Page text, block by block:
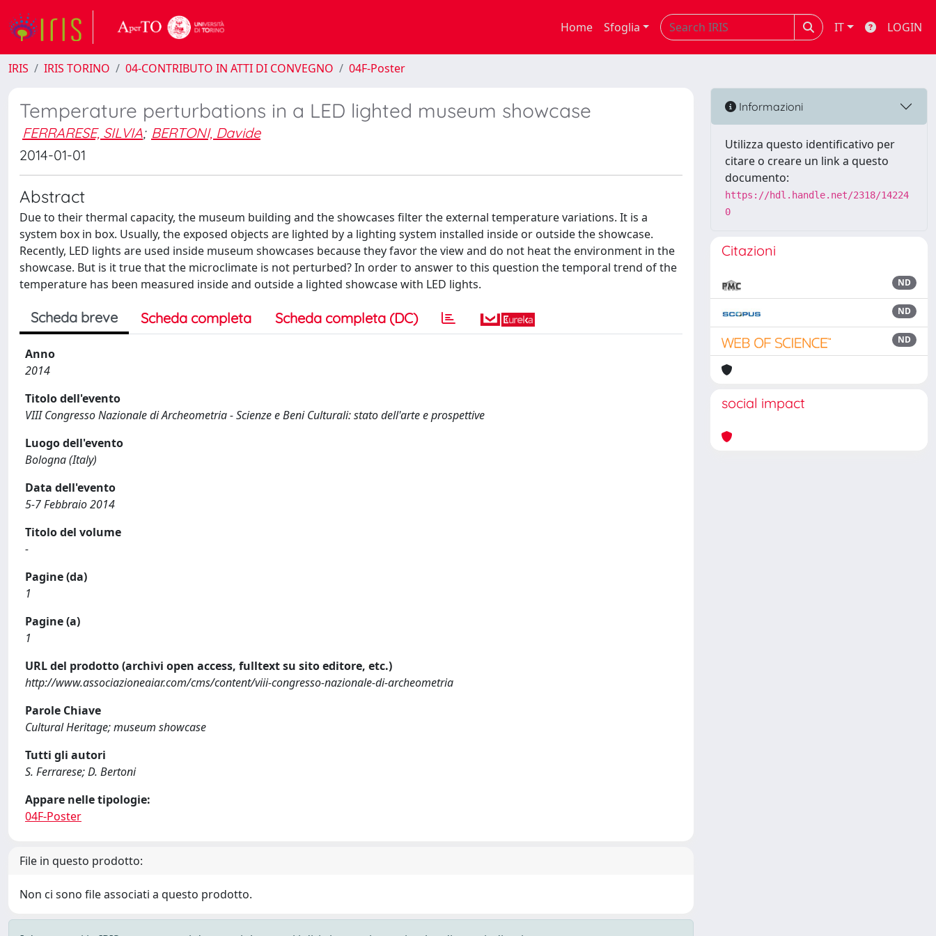
Home Sfoglia IT LOGIN
IRIS IRIS TORINO 04-CONTRIBUTO IN ATTI DI CONVEGNO 04F-Poster
Temperature perturbations in a LED lighted museum showcase
FERRARESE, SILVIA; BERTONI, Davide
2014-01-01
Abstract
Due to their thermal capacity, the museum building and the showcases filter the external temperature variations. It is a
system box in box. Usually, the exposed objects are lighted by a lighting system installed inside or outside the showcase.
Recently, LED lights are used inside museum showcases because they favor the view and do not heat the environment in the
showcase. But is it true that the microclimate is not perturbed? In order to answer to this question the temporal trend of the
temperature has been measured inside and outside a lighted showcase with LED lights.
Scheda breve Scheda completa Scheda completa (DC)
Anno
2014
Titolo dell'evento
VIII Congresso Nazionale di Archeometria - Scienze e Beni Culturali: stato dell'arte e prospettive
Luogo dell'evento
Bologna (Italy)
Data dell'evento
5-7 Febbraio 2014
Titolo del volume
-
Pagine (da)
1
Pagine (a)
1
URL del prodotto (archivi open access, fulltext su sito editore, etc.)
http://www.associazioneaiar.com/cms/content/viii-congresso-nazionale-di-archeometria
Parole Chiave
Cultural Heritage; museum showcase
Tutti gli autori
S. Ferrarese; D. Bertoni
Appare nelle tipologie:
04F-Poster
File in questo prodotto:
Non ci sono file associati a questo prodotto.
Informazioni
Utilizza questo identificativo per
citare o creare un link a questo
documento:
https://hdl.handle.net/2318/14224
0
Citazioni
ND
ND
ND
social impact